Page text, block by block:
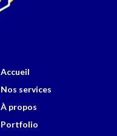
Accueil
Nos services
À propos
Portfolio